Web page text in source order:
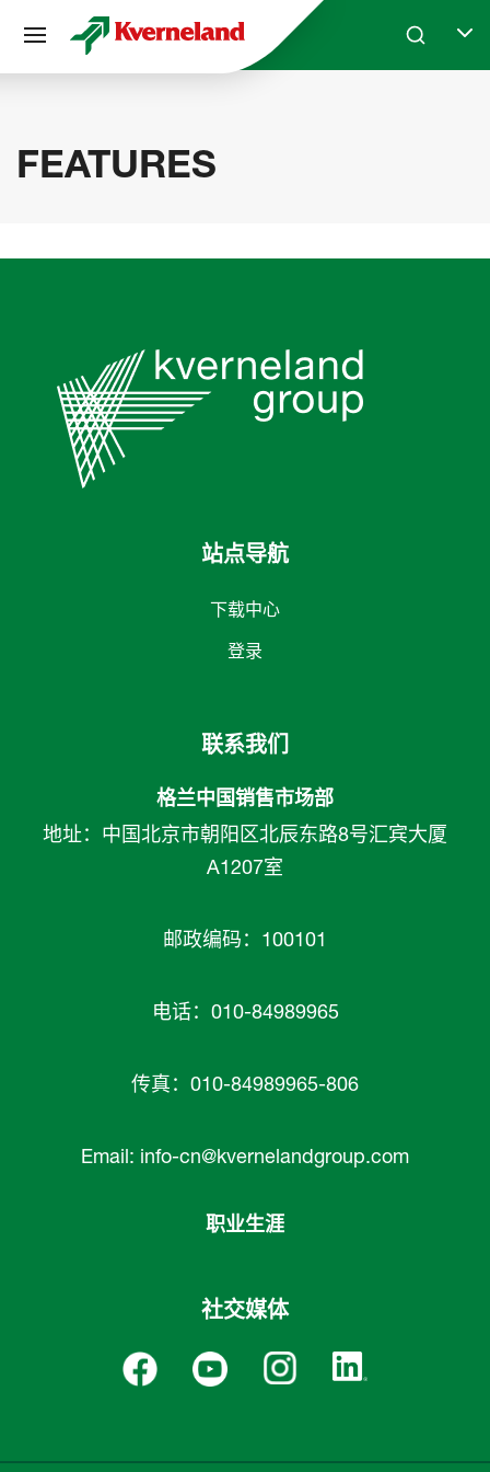
Skip to main content Search
FEATURES
站点导航
下载中心
登录
联系我们
格兰中国销售市场部
地址：中国北京市朝阳区北辰东路8号汇宾大厦
A1207室
邮政编码：100101
电话：010-84989965
传真：010-84989965-806
Email: info-cn@kvernelandgroup.com
职业生涯
社交媒体
Cookie管理面板